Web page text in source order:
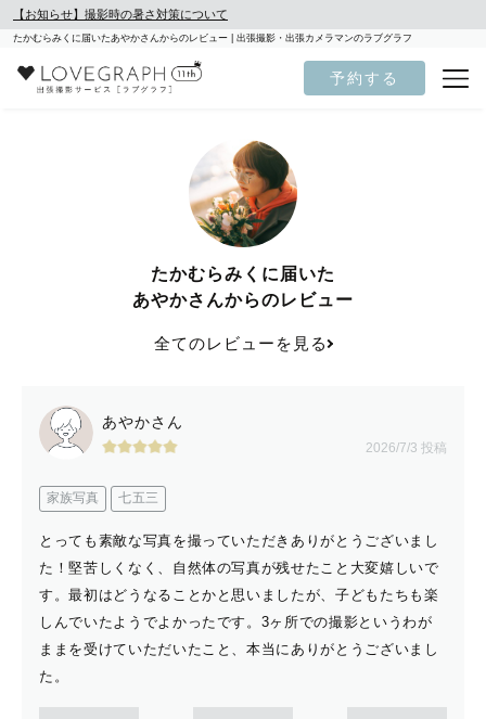
【お知らせ】撮影時の暑さ対策について
たかむらみくに届いたあやかさんからのレビュー | 出張撮影・出張カメラマンのラブグラフ
予約する
たかむらみくに届いた
あやかさんからのレビュー
全てのレビューを見る
あやかさん
2026/7/3 投稿
家族写真 七五三
とっても素敵な写真を撮っていただきありがとうございまし
た！堅苦しくなく、自然体の写真が残せたこと大変嬉しいで
す。最初はどうなることかと思いましたが、子どもたちも楽
しんでいたようでよかったです。3ヶ所での撮影というわが
ままを受けていただいたこと、本当にありがとうございまし
た。